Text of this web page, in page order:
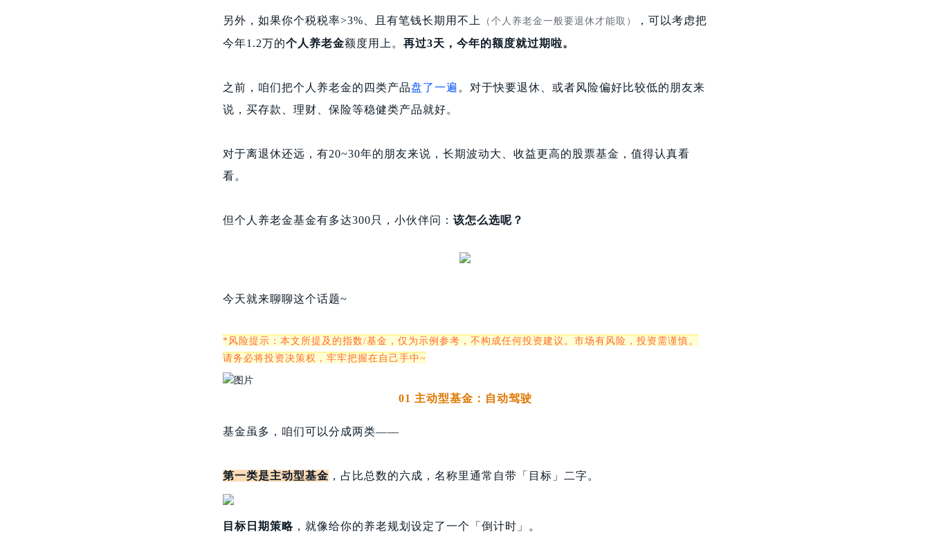
另外，如果你个税税率>3%、且有笔钱长期用不上 （个人养老金一般要退休才能取）
，可以考虑把
今年1.2万的个人养老金额度用上。 再过3天，今年的额度就过期啦。
之前，咱们把个人养老金的四类产品盘了一遍 。对于快要退休、或者风险偏好比较低的朋友来
说，买存款、理财、保险等稳健类产品就好。
对于离退休还远，有20~30年的朋友来说，长期波动大、收益更高的股票基金，值得认真看
看。
但个人养老金基金有多达300只，小伙伴问： 该怎么选呢？
今天就来聊聊这个话题~
*风险提示：本文所提及的指数/基金，仅为示例参考，不构成任何投资建议。市场有风险，投资需谨慎。
请务必将投资决策权，牢牢把握在自己手中~
01 主动型基金：自动驾驶
基金虽多，咱们可以分成两类——
第一类是主动型基金 ，占比总数的六成，名称里通常自带「目标」二字。
目标日期策略 ，就像给你的养老规划设定了一个「倒计时」。